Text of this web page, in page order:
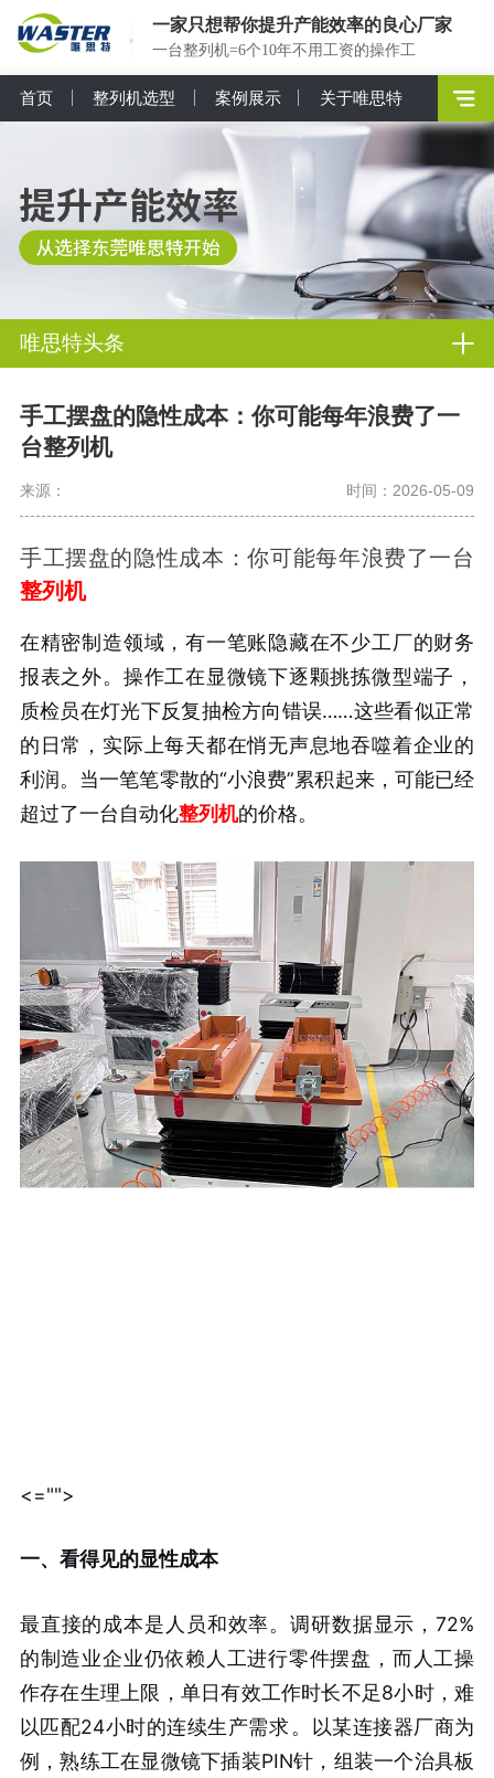
一家只想帮你提升产能效率的良心厂家
一台整列机=6个10年不用工资的操作工
首页 整列机选型 案例展示 关于唯思特
唯思特头条
手工摆盘的隐性成本：你可能每年浪费了一
台整列机
来源： 时间：2026-05-09
手工摆盘的隐性成本：你可能每年浪费了一台
整列机
在精密制造领域，有一笔账隐藏在不少工厂的财务
报表之外。操作工在显微镜下逐颗挑拣微型端子，
质检员在灯光下反复抽检方向错误……这些看似正常
的日常，实际上每天都在悄无声息地吞噬着企业的
利润。当一笔笔零散的“小浪费”累积起来，可能已经
超过了一台自动化整列机的价格。
<="">
一、看得见的显性成本
最直接的成本是人员和效率。调研数据显示，72%
的制造业企业仍依赖人工进行零件摆盘，而人工操
作存在生理上限，单日有效工作时长不足8小时，难
以匹配24小时的连续生产需求。以某连接器厂商为
例，熟练工在显微镜下插装PIN针，组装一个治具板